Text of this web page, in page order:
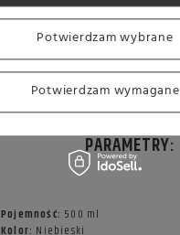
PARAMETRY:
Pojemność: 500 ml
Kolor: Niebieski
Potwierdzam wybrane
Potwierdzam wymagane